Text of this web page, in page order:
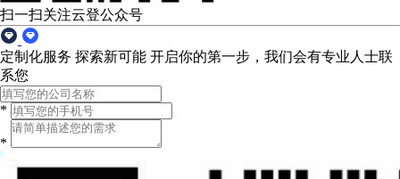
扫一扫关注云登公众号
定制化服务 探索新可能 开启你的第一步，我们会有专业人士联
系您
*
*